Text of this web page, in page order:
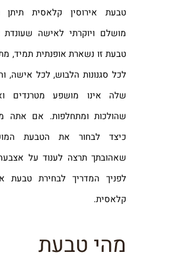
טבעת אירוסין קלאסית תיתן
מושלם ויוקרתי לאישה שעונדת
טבעת זו נשארת אופנתית תמיד,
לכל סגנונות הלבוש, לכל אישה,
שלה אינו מושפע מטרנדים
שהולכות ומתחלפות. אם אתה
כיצד לבחור את הטבעת
שאהובתך תרצה לענוד על
לפניך המדריך לבחירת טבעת
קלאסית.
מהי טבעת